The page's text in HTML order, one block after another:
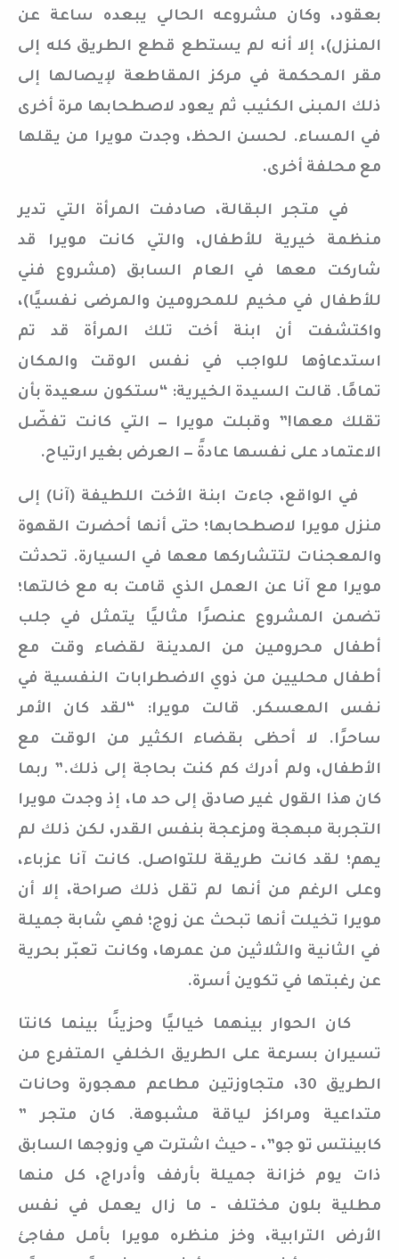
بعقود، وكان مشروعه الحالي يبعده ساعة عن
المنزل)، إلا أنه لم يستطع قطع الطريق كله إلى
مقر المحكمة في مركز المقاطعة لإيصالها إلى
ذلك المبنى الكئيب ثم يعود لاصطحابها مرة أخرى
في المساء. لحسن الحظ، وجدت مويرا من يقلها
مع محلفة أخرى.
في متجر البقالة، صادفت المرأة التي تدير
منظمة خيرية للأطفال، والتي كانت مويرا قد
شاركت معها في العام السابق (مشروع فني
للأطفال في مخيم للمحرومين والمرضى نفسيًا)،
واكتشفت أن ابنة أخت تلك المرأة قد تم
استدعاؤها للواجب في نفس الوقت والمكان
تمامًا. قالت السيدة الخيرية: “ستكون سعيدة بأن
تقلك معها!” وقبلت مويرا — التي كانت تفضّل
الاعتماد على نفسها عادةً — العرض بغير ارتياح.
في الواقع، جاءت ابنة الأخت اللطيفة (آنا) إلى
منزل مويرا لاصطحابها؛ حتى أنها أحضرت القهوة
والمعجنات لتتشاركها معها في السيارة. تحدثت
مويرا مع آنا عن العمل الذي قامت به مع خالتها؛
تضمن المشروع عنصرًا مثاليًا يتمثل في جلب
أطفال محرومين من المدينة لقضاء وقت مع
أطفال محليين من ذوي الاضطرابات النفسية في
نفس المعسكر. قالت مويرا: “لقد كان الأمر
ساحرًا. لا أحظى بقضاء الكثير من الوقت مع
الأطفال، ولم أدرك كم كنت بحاجة إلى ذلك.” ربما
كان هذا القول غير صادق إلى حد ما، إذ وجدت مويرا
التجربة مبهجة ومزعجة بنفس القدر، لكن ذلك لم
يهم؛ لقد كانت طريقة للتواصل. كانت آنا عزباء،
وعلى الرغم من أنها لم تقل ذلك صراحة، إلا أن
مويرا تخيلت أنها تبحث عن زوج؛ فهي شابة جميلة
في الثانية والثلاثين من عمرها، وكانت تعبّر بحرية
عن رغبتها في تكوين أسرة.
كان الحوار بينهما خياليًا وحزينًا بينما كانتا
تسيران بسرعة على الطريق الخلفي المتفرع من
الطريق 30، متجاوزتين مطاعم مهجورة وحانات
متداعية ومراكز لياقة مشبوهة. كان متجر ”
كابينتس تو جو”، – حيث اشترت هي وزوجها السابق
ذات يوم خزانة جميلة بأرفف وأدراج، كل منها
مطلية بلون مختلف – ما زال يعمل في نفس
الأرض الترابية، وخز منظره مويرا بأمل مفاجئ